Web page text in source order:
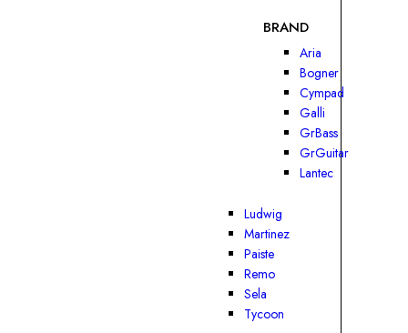
BRAND
Aria
Bogner
Cympad
Galli
GrBass
GrGuitar
Lantec
Ludwig
Martinez
Paiste
Remo
Sela
Tycoon